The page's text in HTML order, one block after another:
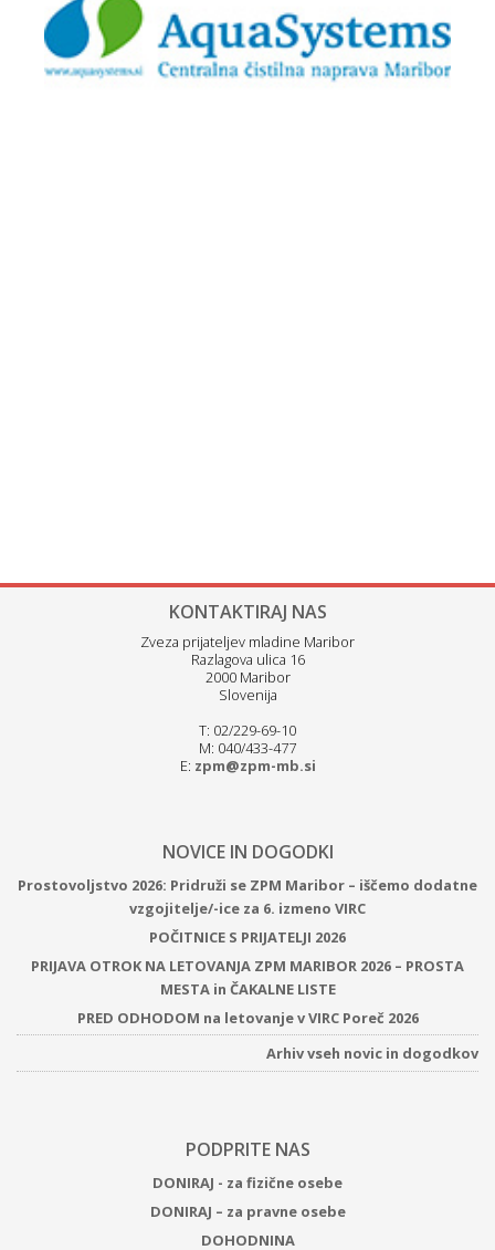
KONTAKTIRAJ NAS
Zveza prijateljev mladine Maribor
Razlagova ulica 16
2000 Maribor
Slovenija
T: 02/229-69-10
M: 040/433-477
E: zpm@zpm-mb.si
NOVICE IN DOGODKI
Prostovoljstvo 2026: Pridruži se ZPM Maribor – iščemo dodatne
vzgojitelje/-ice za 6. izmeno VIRC
POČITNICE S PRIJATELJI 2026
PRIJAVA OTROK NA LETOVANJA ZPM MARIBOR 2026 – PROSTA
MESTA in ČAKALNE LISTE
PRED ODHODOM na letovanje v VIRC Poreč 2026
Arhiv vseh novic in dogodkov
PODPRITE NAS
DONIRAJ - za fizične osebe
DONIRAJ – za pravne osebe
DOHODNINA